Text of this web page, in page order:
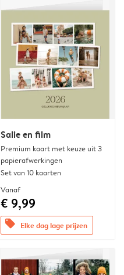
Salie en film
Premium kaart met keuze uit 3
papierafwerkingen
Set van 10 kaarten
Vanaf
€ 9,99
offers Elke dag lage prijzen